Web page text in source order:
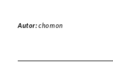
Autor:chomon